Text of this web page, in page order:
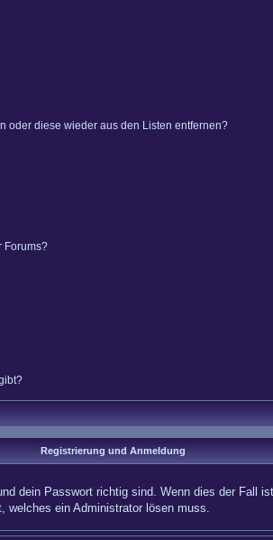
oder diese wieder aus den Listen entfernen?
Forums?
Registrierung und Anmeldung
dein Passwort richtig sind. Wenn dies der Fall
welches ein Administrator lösen muss.